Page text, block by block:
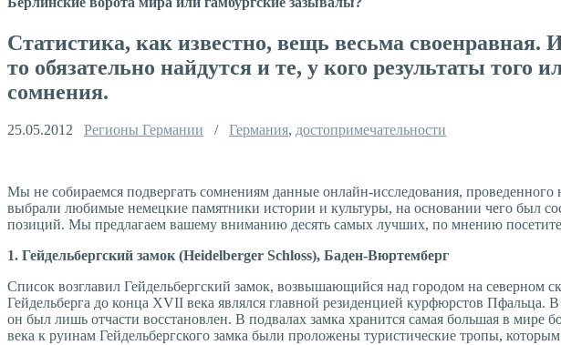
Статистика, как известно, вещь весьма
то обязательно найдутся и те, у кого результаты того
сомнения.
25.05.2012 Регионы Германии / Германия, достопримечательности
Мы не собираемся подвергать сомнениям данные онлайн-исследования,
выбрали любимые немецкие памятники истории и культуры, на основании чего был
позиций. Мы предлагаем вашему вниманию десять самых лучших, по мнению
1. Гейдельбергский замок (Heidelberger Schloss), Баден-Вюртемберг
Список возглавил Гейдельбергский замок, возвышающийся над городом на северном
Гейдельберга до конца XVII века являлся главной резиденцией курфюрстов
он был лишь отчасти восстановлен. В подвалах замка хранится самая большая в мире
века к руинам Гейдельбергского замка были проложены туристические тропы,